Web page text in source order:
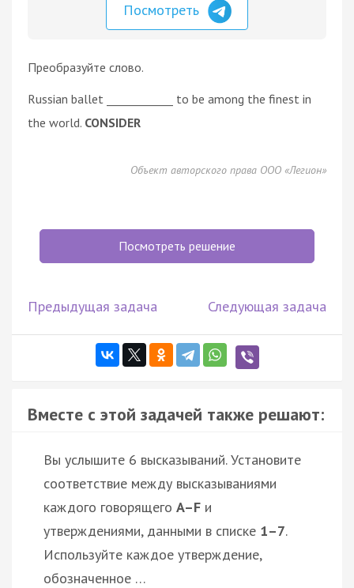
Посмотреть
Преобразуйте слово.
Russian ballet ____________ to be among the finest in
the world. CONSIDER
Объект авторского права ООО «Легион»
Посмотреть решение
Предыдущая задача Следующая задача
Вместе с этой задачей также решают:
Вы услышите 6 высказываний. Установите
соответствие между высказываниями
каждого говорящего A–F и
утверждениями, данными в списке 1–7.
Используйте каждое утверждение,
обозначенное …